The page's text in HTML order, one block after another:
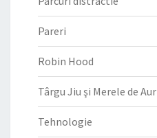
Pareri
Robin Hood
Târgu Jiu şi Merele de Aur
Tehnologie